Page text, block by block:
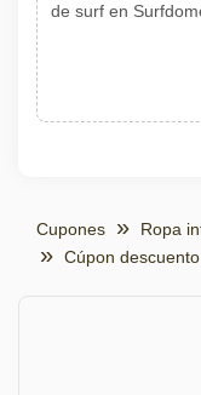
de surf en
Cupones Ropa
Cúpon